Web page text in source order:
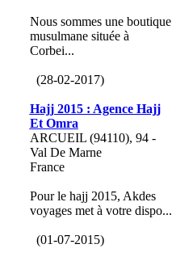
Nous sommes une boutique
musulmane située à
Corbei...
(28-02-2017)
Hajj 2015 : Agence Hajj
Et Omra
ARCUEIL (94110), 94 -
Val De Marne
France
Pour le hajj 2015, Akdes
voyages met à votre dispo...
(01-07-2015)